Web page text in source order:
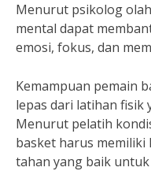
Menurut psikolog
mental dapat
emosi, fokus, dan
Kemampuan pemain
lepas dari latihan fisik
Menurut pelatih
basket harus memiliki
tahan yang baik